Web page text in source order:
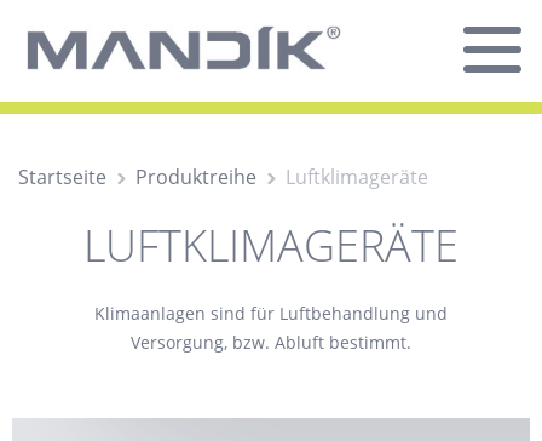
Startseite Produktreihe Luftklimageräte
LUFTKLIMAGERÄTE
Klimaanlagen sind für Luftbehandlung und
Versorgung, bzw. Abluft bestimmt.